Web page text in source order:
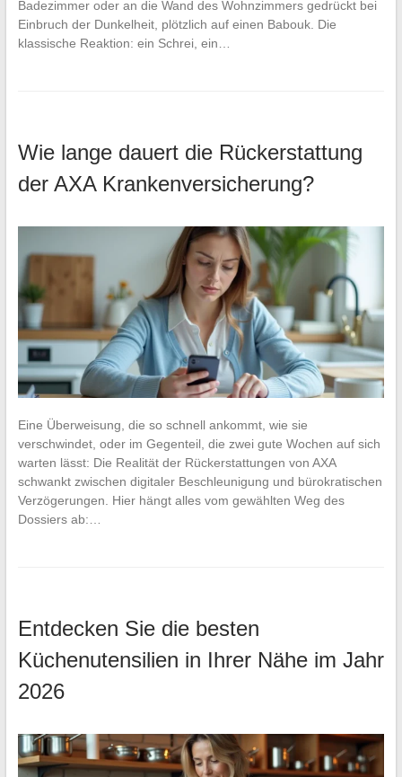
Badezimmer oder an die Wand des Wohnzimmers gedrückt bei
Einbruch der Dunkelheit, plötzlich auf einen Babouk. Die
klassische Reaktion: ein Schrei, ein…
Wie lange dauert die Rückerstattung
der AXA Krankenversicherung?
Eine Überweisung, die so schnell ankommt, wie sie
verschwindet, oder im Gegenteil, die zwei gute Wochen auf sich
warten lässt: Die Realität der Rückerstattungen von AXA
schwankt zwischen digitaler Beschleunigung und bürokratischen
Verzögerungen. Hier hängt alles vom gewählten Weg des
Dossiers ab:…
Entdecken Sie die besten
Küchenutensilien in Ihrer Nähe im Jahr
2026